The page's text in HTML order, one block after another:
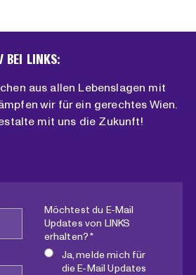
BEI LINKS:
aus allen Lebenslagen mit
wir für ein gerechtes Wien.
mit uns die Zukunft!
Möchtest du E-Mail
Updates von LINKS
erhalten? *
Ja, melde mich für
die E-Mail Updates